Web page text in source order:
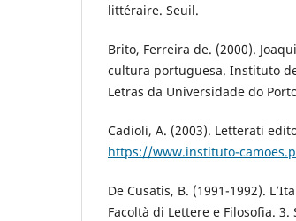
littéraire. Seuil.
Brito, Ferreira de. (2000).
cultura portuguesa. Instituto
Letras da Universidade do
Cadioli, A. (2003). Letterati
https://www.instituto-
De Cusatis, B. (1991-1992).
Facoltà di Lettere e Filosofia.